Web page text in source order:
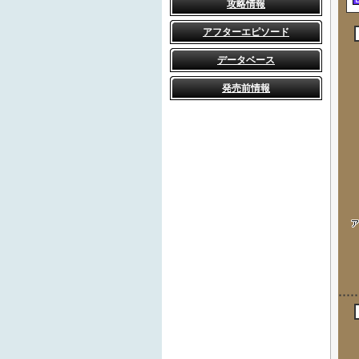
攻略情報
アフターエピソード
データベース
発売前情報